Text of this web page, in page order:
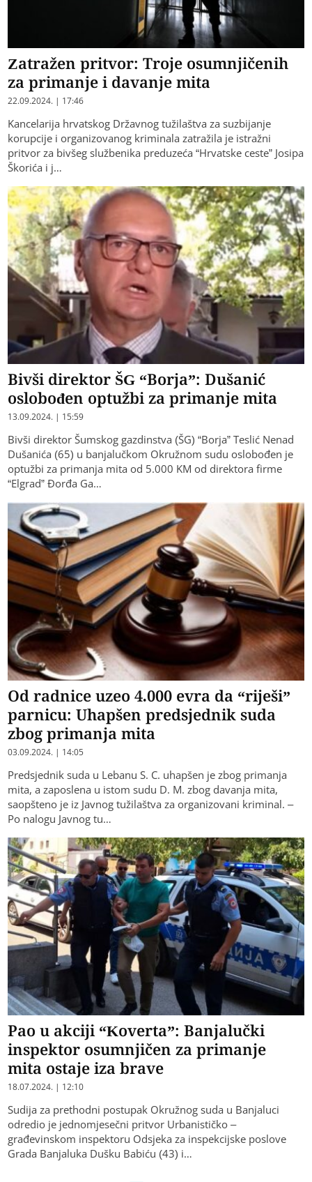
Zatražen pritvor: Troje osumnjičenih
za primanje i davanje mita
22.09.2024. | 17:46
Kancelarija hrvatskog Državnog tužilaštva za suzbijanje
korupcije i organizovanog kriminala zatražila je istražni
pritvor za bivšeg službenika preduzeća “Hrvatske ceste” Josipa
Škorića i j…
Bivši direktor ŠG “Borja”: Dušanić
oslobođen optužbi za primanje mita
13.09.2024. | 15:59
Bivši direktor Šumskog gazdinstva (ŠG) “Borja” Teslić Nenad
Dušanića (65) u banjalučkom Okružnom sudu oslobođen je
optužbi za primanja mita od 5.000 KM od direktora firme
“Elgrad” Đorđa Ga…
Od radnice uzeo 4.000 evra da “riješi”
parnicu: Uhapšen predsjednik suda
zbog primanja mita
03.09.2024. | 14:05
Predsjednik suda u Lebanu S. C. uhapšen je zbog primanja
mita, a zaposlena u istom sudu D. M. zbog davanja mita,
saopšteno je iz Javnog tužilaštva za organizovani kriminal. –
Po nalogu Javnog tu…
Pao u akciji “Koverta”: Banjalučki
inspektor osumnjičen za primanje
mita ostaje iza brave
18.07.2024. | 12:10
Sudija za prethodni postupak Okružnog suda u Banjaluci
odredio je jednomjesečni pritvor Urbanističko –
građevinskom inspektoru Odsjeka za inspekcijske poslove
Grada Banjaluka Dušku Babiću (43) i…